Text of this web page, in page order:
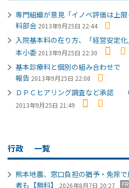
専門組織が意見「イノベ評価は
料部会 2013年9月25日 22:44
入院基本料の在り方、「経営安
本小委 2013年9月25日 22:30
基本診療料と個別の組み合わせ
報告 2013年9月25日 22:08
ＤＰＣヒアリング調査など承認
2013年9月25日 21:49
行政 一覧
熊本地震、窓口負担の猶予・免
者も【無料】
2026年8月7日 20:27